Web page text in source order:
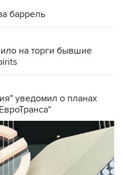
баррель
на торги бывшие
уведомил о планах